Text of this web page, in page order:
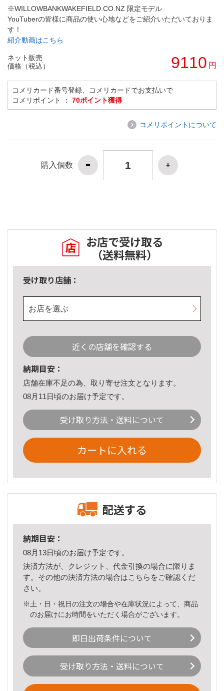
※WILLOWBANKWAKEFIELD.CO.NZ 限定モデル
YouTuberの皆様に商品の使い心地などをご紹介いただいておりま
す！
紹介動画はこちら
ネット販売
価格（税込）
9110 円
コメリカード番号登録、コメリカードでお支払いで
コメリポイント ： 70ポイント獲得
コメリポイントについて
購入個数
お店で受け取る
（送料無料）
受け取り店舗：
お店を選ぶ
近くの店舗を確認する
納期目安：
店舗在庫不足の為、取り寄せ注文となります。
08月11日頃のお届け予定です。
受け取り方法・送料について
カートに入れる
配送する
納期目安：
08月13日頃のお届け予定です。
決済方法が、クレジット、代金引換の場合に限りま
す。その他の決済方法の場合はこちら をご確認くだ
さい。
※土・日・祝日の注文の場合や在庫状況によって、商品
のお届けにお時間をいただく場合がございます。
即日出荷条件について
受け取り方法・送料について